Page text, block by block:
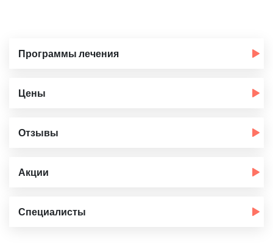
Программы лечения
Цены
Отзывы
Акции
Специалисты